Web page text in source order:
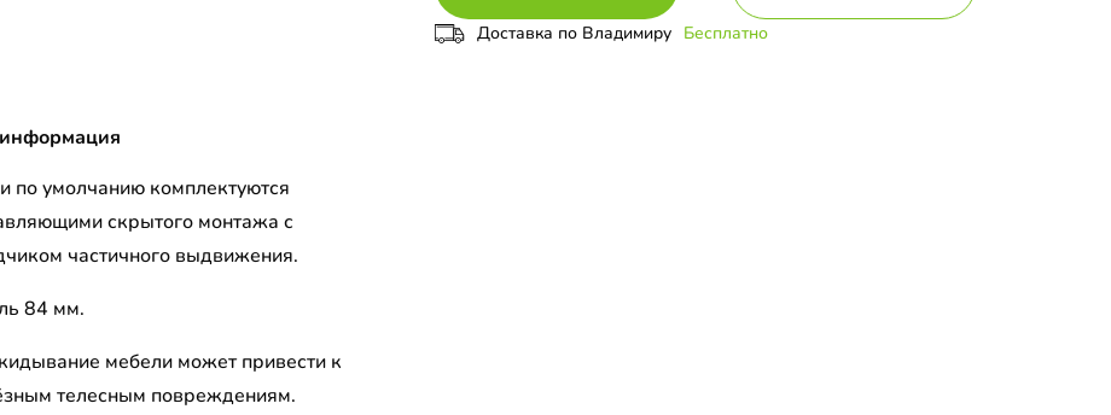
Доставка по Владимиру Бесплатно
по умолчанию комплектуются
скрытого монтажа с
частичного выдвижения.
84 мм.
мебели может привести к
телесным повреждениям.